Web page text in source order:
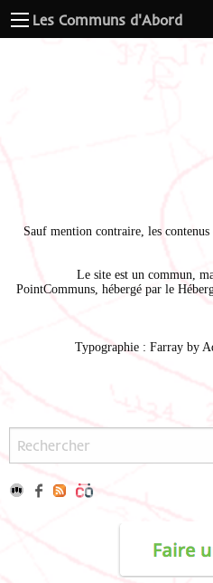
Les Communs d'Abord
Sauf mention contraire, les contenus
Le site est un commun,
PointCommuns , hébergé par le
Typographie : Farray by